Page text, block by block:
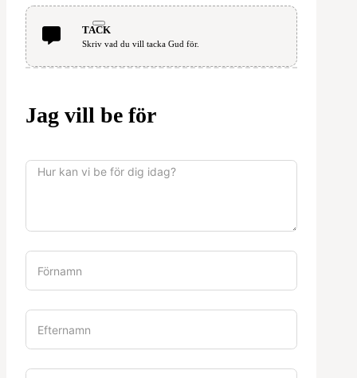
TACK
Skriv vad du vill tacka Gud för.
Jag vill be för